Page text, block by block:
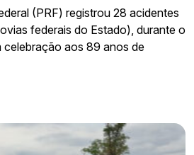
(PRF) registrou 28 acidentes
federais do Estado), durante o
aos 89 anos de